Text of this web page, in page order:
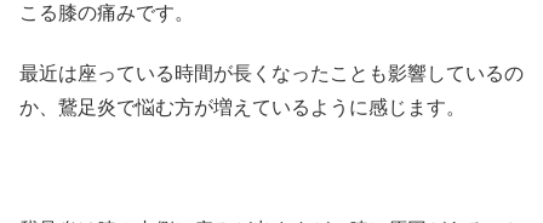
こる膝の痛みです。
最近は座っている時間が長くなったことも影響しているの
か、鵞足炎で悩む方が増えているように感じます。